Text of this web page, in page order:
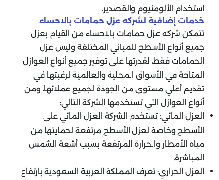
استخدام الألومنيوم والقصدير.
خدمات إضافية لشركه عزل حمامات بالاحساء
تتمكن شركه عزل حمامات بالاحساء من القيام بعزل
جميع أنواع الأسطح للمباني المختلفة وليس عزل
الحمامات فقط، لقدرتها على توفير جميع أنواع العوازل
المتاحة في الأسواق المحلية والعالمية لرغبتها في
تقديم أعلي مستوى من الجودة لجميع عملائها، ومن
أنواع العوازل التي تستخدمها الشركة التالي:
العزل المائي: تستخدم الشركة العزل المائي على
الأسطح وخاصة لعزل الأسطح مرتفعة لحمايتها من
مياه الأمطار والحرارة المرتفعة بسبب أشعة الشمس
المباشرة.
العزل الحراري: تعرف المملكة العربية السعودية بارتفاع